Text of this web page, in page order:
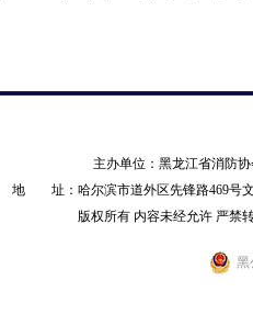
主办单位：黑龙江省消防
地 址：哈尔滨市道外区先锋路469号
版权所有 内容未经允许 严
黑